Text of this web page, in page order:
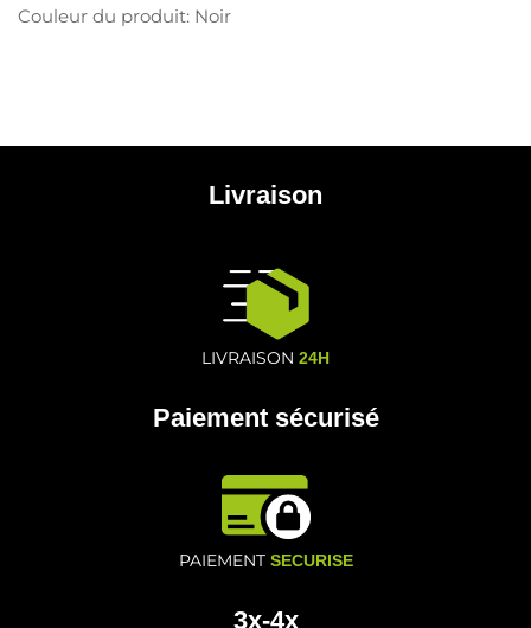
Couleur du produit: Noir
Livraison
LIVRAISON 24H
Paiement sécurisé
PAIEMENT SECURISE
3x-4x